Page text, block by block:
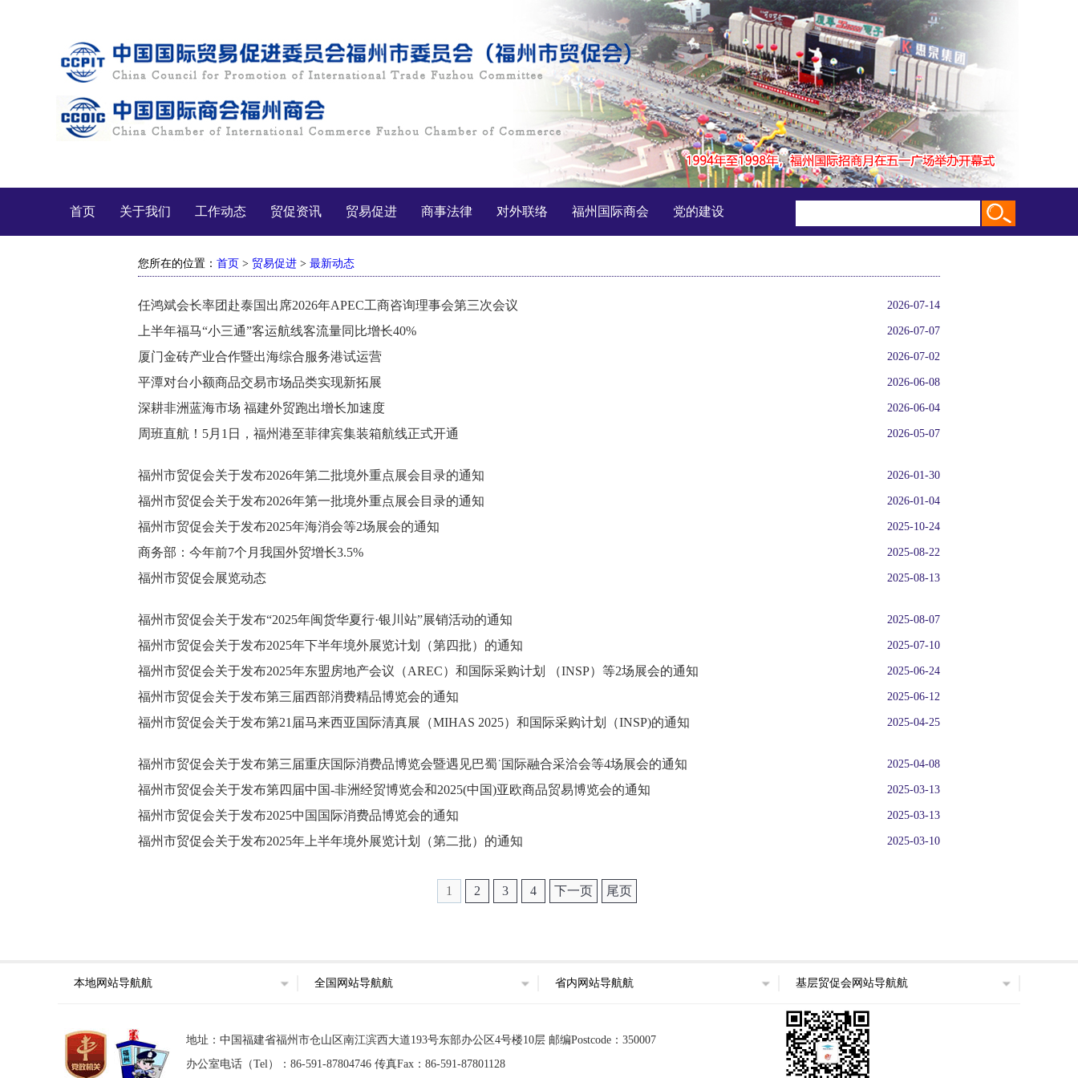
首页 关于我们 工作动态 贸促资讯 贸易促进 商事法律 对外联络 福州国际商会 党的建设
您所在的位置： 首页 > 贸易促进 > 最新动态
2026-07-14
任鸿斌会长率团赴泰国出席2026年APEC工商咨询理事会第三次会议
2026-07-07
上半年福马“小三通”客运航线客流量同比增长40%
2026-07-02
厦门金砖产业合作暨出海综合服务港试运营
2026-06-08
平潭对台小额商品交易市场品类实现新拓展
2026-06-04
深耕非洲蓝海市场 福建外贸跑出增长加速度
2026-05-07
周班直航！5月1日，福州港至菲律宾集装箱航线正式开通
2026-01-30
福州市贸促会关于发布2026年第二批境外重点展会目录的通知
2026-01-04
福州市贸促会关于发布2026年第一批境外重点展会目录的通知
2025-10-24
福州市贸促会关于发布2025年海消会等2场展会的通知
2025-08-22
商务部：今年前7个月我国外贸增长3.5%
2025-08-13
福州市贸促会展览动态
2025-08-07
福州市贸促会关于发布“2025年闽货华夏行·银川站”展销活动的通知
2025-07-10
福州市贸促会关于发布2025年下半年境外展览计划（第四批）的通知
2025-06-24
福州市贸促会关于发布2025年东盟房地产会议（AREC）和国际采购计划 （INSP）等2场展会的通知
2025-06-12
福州市贸促会关于发布第三届西部消费精品博览会的通知
2025-04-25
福州市贸促会关于发布第21届马来西亚国际清真展（MIHAS 2025）和国际采购计划（INSP)的通知
2025-04-08
福州市贸促会关于发布第三届重庆国际消费品博览会暨遇见巴蜀˙国际融合采洽会等4场展会的通知
2025-03-13
福州市贸促会关于发布第四届中国-非洲经贸博览会和2025(中国)亚欧商品贸易博览会的通知
2025-03-13
福州市贸促会关于发布2025中国国际消费品博览会的通知
2025-03-10
福州市贸促会关于发布2025年上半年境外展览计划（第二批）的通知
1 2 3 4 下一页 尾页
本地网站导航航 全国网站导航航 省内网站导航航 基层贸促会网站导航航
地址：中国福建省福州市仓山区南江滨西大道193号东部办公区4号楼10层 邮编Postcode：350007
办公室电话（Tel）：86-591-87804746 传真Fax：86-591-87801128